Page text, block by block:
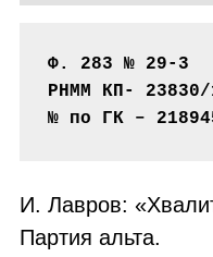
Ф. 283 № 29-3
РНММ КП- 23830/
№ по ГК –
И. Лавров:
Партия альта.